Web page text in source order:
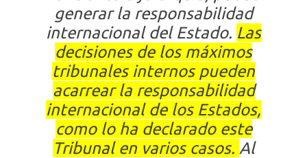
generar la responsabilidad
internacional del Estado. Las
decisiones de los máximos
tribunales internos pueden
acarrear la responsabilidad
internacional de los Estados,
como lo ha declarado este
Tribunal en varios casos. Al